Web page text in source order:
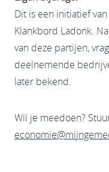
Dit is een initiatief
Klankbord Ladonk.
van deze partijen,
deelnemende
later bekend.
Wil je meedoen?